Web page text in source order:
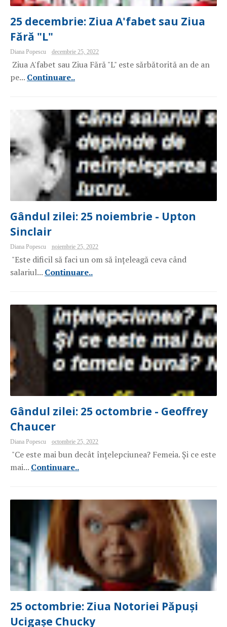
25 decembrie: Ziua A'fabet sau Ziua
Fără "L"
Diana Popescu decembrie 25, 2022
Ziua A'fabet sau Ziua Fără "L" este sărbătorită an de an
pe... Continuare..
Gândul zilei: 25 noiembrie - Upton
Sinclair
Diana Popescu noiembrie 25, 2022
"Este dificil să faci un om să înțeleagă ceva când
salariul... Continuare..
Gândul zilei: 25 octombrie - Geoffrey
Chaucer
Diana Popescu octombrie 25, 2022
"Ce este mai bun decât înțelepciunea? Femeia. Și ce este
mai... Continuare..
25 octombrie: Ziua Notoriei Păpuși
Ucigașe Chucky